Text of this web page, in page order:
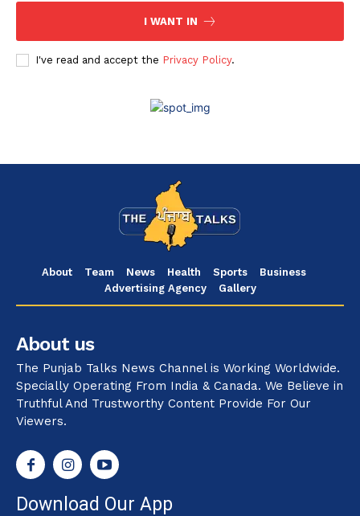
I WANT IN
I've read and accept the Privacy Policy.
About Team News Health Sports
Business
Advertising Agency
Gallery
About us
The Punjab Talks News Channel is Working Worldwide.
Specially Operating From India & Canada. We Believe in
Truthful And Trustworthy Content Provide For Our
Viewers.
Download Our App